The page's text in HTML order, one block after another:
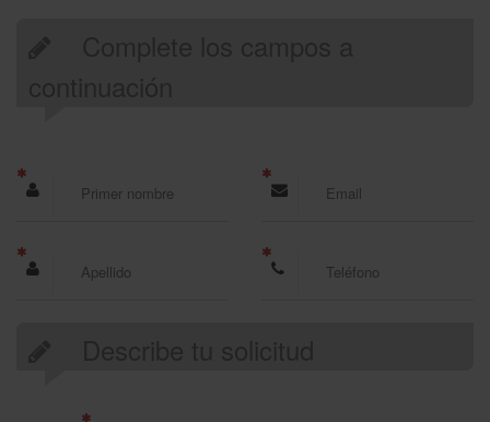
Primer nombre
Apellido
Email
Teléfono